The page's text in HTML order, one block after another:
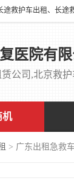
医院有限
机
> 广东出租急救